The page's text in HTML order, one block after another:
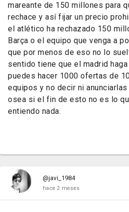
mareante de 150 millones para
rechace y así fijar un precio
el atlético ha rechazado 150
Barça o el equipo que venga a
que por menos de eso no lo
sentido tiene que el madrid
puedes hacer 1000 ofertas de
equipos y no decir ni
osea si el fin de esto no es lo
entiendo nada.
@javi_1984
hace 2 meses